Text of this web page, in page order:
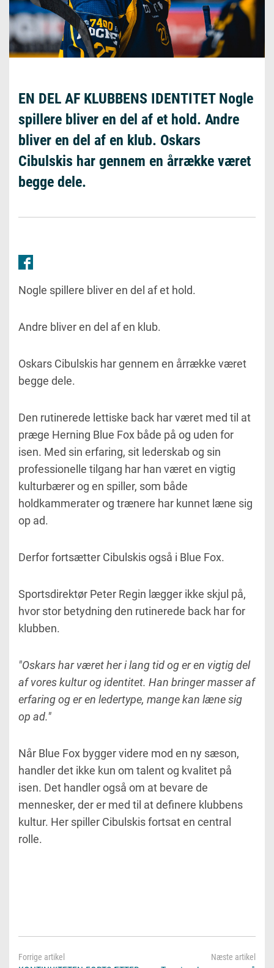
EN DEL AF KLUBBENS IDENTITET Nogle
spillere bliver en del af et hold. Andre
bliver en del af en klub. Oskars
Cibulskis har gennem en årrække været
begge dele.
Nogle spillere bliver en del af et hold.
Andre bliver en del af en klub.
Oskars Cibulskis har gennem en årrække været
begge dele.
Den rutinerede lettiske back har været med til at
præge Herning Blue Fox både på og uden for
isen. Med sin erfaring, sit lederskab og sin
professionelle tilgang har han været en vigtig
kulturbærer og en spiller, som både
holdkammerater og trænere har kunnet læne sig
op ad.
Derfor fortsætter Cibulskis også i Blue Fox.
Sportsdirektør Peter Regin lægger ikke skjul på,
hvor stor betydning den rutinerede back har for
klubben.
"Oskars har været her i lang tid og er en vigtig del
af vores kultur og identitet. Han bringer masser af
erfaring og er en ledertype, mange kan læne sig
op ad."
Når Blue Fox bygger videre mod en ny sæson,
handler det ikke kun om talent og kvalitet på
isen. Det handler også om at bevare de
mennesker, der er med til at definere klubbens
kultur. Her spiller Cibulskis fortsat en central
rolle.